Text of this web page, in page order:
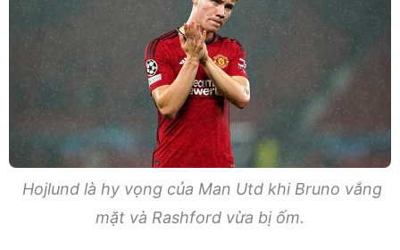
Hojlund là hy vọng của Man Utd khi Bruno vắng
mặt và Rashford vừa bị ốm.